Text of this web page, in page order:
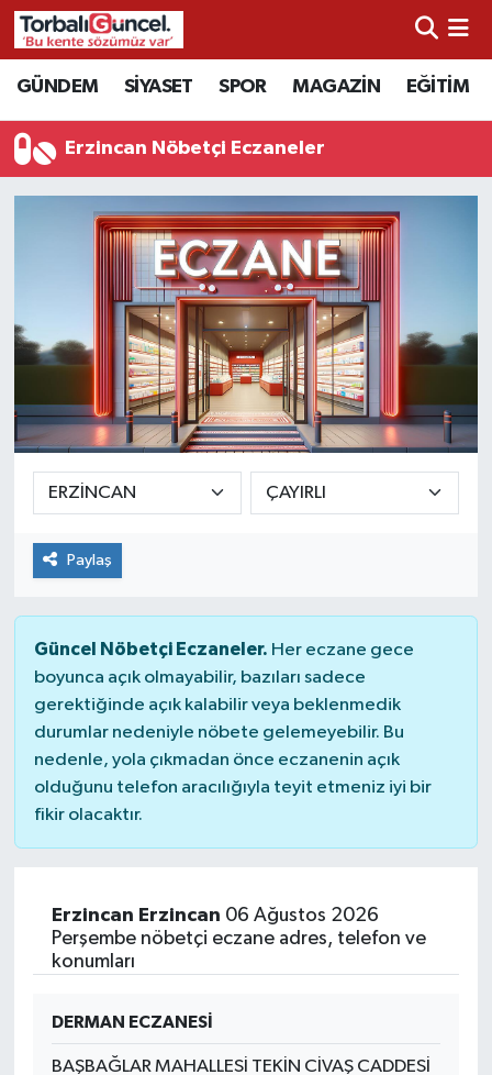
GÜNDEM SİYASET SPOR MAGAZİN EĞİTİM
Erzincan Nöbetçi Eczaneler
Paylaş
Güncel Nöbetçi Eczaneler. Her eczane gece
boyunca açık olmayabilir, bazıları sadece
gerektiğinde açık kalabilir veya beklenmedik
durumlar nedeniyle nöbete gelemeyebilir. Bu
nedenle, yola çıkmadan önce eczanenin açık
olduğunu telefon aracılığıyla teyit etmeniz iyi bir
fikir olacaktır.
Erzincan Erzincan 06 Ağustos 2026
Perşembe nöbetçi eczane adres, telefon ve
konumları
DERMAN ECZANESİ
BAŞBAĞLAR MAHALLESİ TEKİN CİVAŞ CADDESİ
İzmir Nöbetçi Eczaneler
İzmir Hava Durumu
İzmir Namaz Vakitleri
İzmir Trafik Yoğunluk Haritası
Süper Lig Puan Durumu ve Fikstür
Tüm Manşetler
Son Dakika Haberleri
Haber Arşivi